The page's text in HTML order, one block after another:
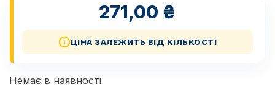
271,00 ₴
ЦІНА ЗАЛЕЖИТЬ ВІД КІЛЬКОСТІ
Немає в наявності